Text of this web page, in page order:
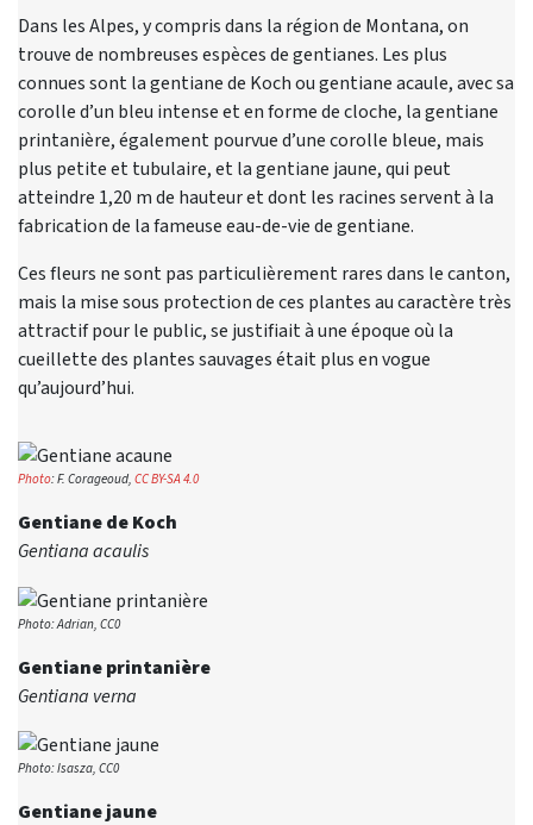
Dans les Alpes, y compris dans la région de Montana, on
trouve de nombreuses espèces de gentianes. Les plus
connues sont la gentiane de Koch ou gentiane acaule, avec sa
corolle d’un bleu intense et en forme de cloche, la gentiane
printanière, également pourvue d’une corolle bleue, mais
plus petite et tubulaire, et la gentiane jaune, qui peut
atteindre 1,20 m de hauteur et dont les racines servent à la
fabrication de la fameuse eau-de-vie de gentiane.
Ces fleurs ne sont pas particulièrement rares dans le canton,
mais la mise sous protection de ces plantes au caractère très
attractif pour le public, se justifiait à une époque où la
cueillette des plantes sauvages était plus en vogue
qu’aujourd’hui.
Photo: F. Corageoud, CC BY-SA 4.0
Gentiane de Koch
Gentiana acaulis
Photo: Adrian, CC0
Gentiane printanière
Gentiana verna
Photo: Isasza, CC0
Gentiane jaune